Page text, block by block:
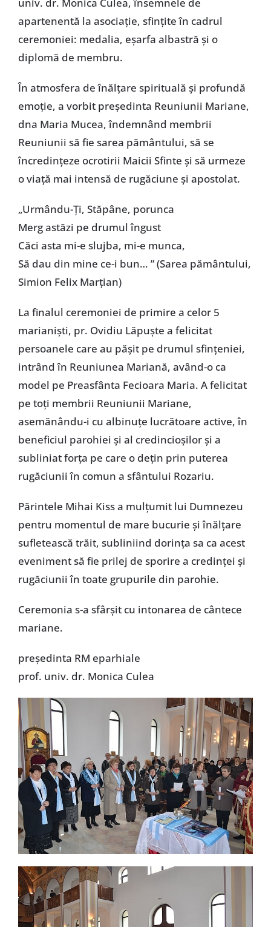
apartenentă la asociaţie, sfinţite în cadrul
ceremoniei: medalia, eşarfa albastră şi o
diplomă de membru.
În atmosfera de înălţare spirituală şi profundă
emoţie, a vorbit preşedinta Reuniunii Mariane,
dna Maria Mucea, îndemnând membrii
Reuniunii să fie sarea pământului, să se
încredinţeze ocrotirii Maicii Sfinte şi să urmeze
o viaţă mai intensă de rugăciune şi apostolat.
„Urmându-Ţi, Stăpâne, porunca
Merg astăzi pe drumul îngust
Căci asta mi-e slujba, mi-e munca,
Să dau din mine ce-i bun… ” (Sarea pământului,
Simion Felix Marţian)
La finalul ceremoniei de primire a celor 5
marianişti, pr. Ovidiu Lăpuşte a felicitat
persoanele care au păşit pe drumul sfinţeniei,
intrând în Reuniunea Mariană, având-o ca
model pe Preasfânta Fecioara Maria. A felicitat
pe toţi membrii Reuniunii Mariane,
asemănându-i cu albinuţe lucrătoare active, în
beneficiul parohiei şi al credincioşilor şi a
subliniat forţa pe care o deţin prin puterea
rugăciunii în comun a sfântului Rozariu.
Părintele Mihai Kiss a mulţumit lui Dumnezeu
pentru momentul de mare bucurie şi înălţare
sufletească trăit, subliniind dorinţa sa ca acest
eveniment să fie prilej de sporire a credinţei şi
rugăciunii în toate grupurile din parohie.
Ceremonia s-a sfârşit cu intonarea de cântece
mariane.
preşedinta RM eparhiale
prof. univ. dr. Monica Culea